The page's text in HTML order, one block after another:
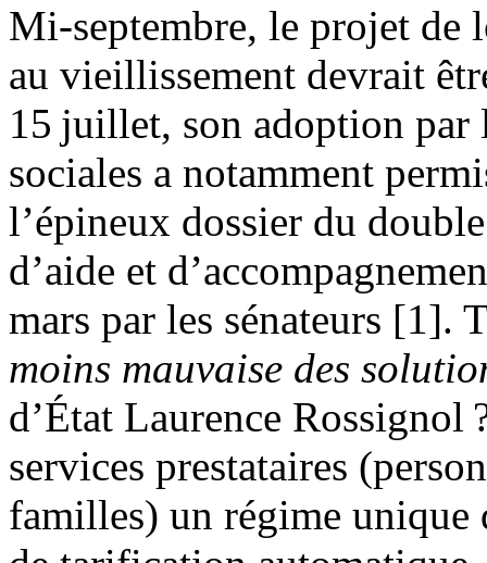
Mi-septembre, le projet de
au vieillissement devrait
15 juillet, son adoption par
sociales a notamment
l’épineux dossier du
d’aide et
mars par les sénateurs [1].
moins mauvaise des
d’État Laurence Rossignol
services prestataires
familles) un régime unique